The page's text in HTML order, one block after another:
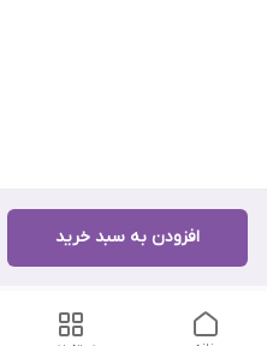
افزودن به سبد خرید